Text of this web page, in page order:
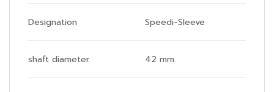
Designation Speedi-Sleeve
shaft diameter 42 mm.